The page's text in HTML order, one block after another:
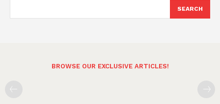
SEARCH
BROWSE OUR EXCLUSIVE ARTICLES!